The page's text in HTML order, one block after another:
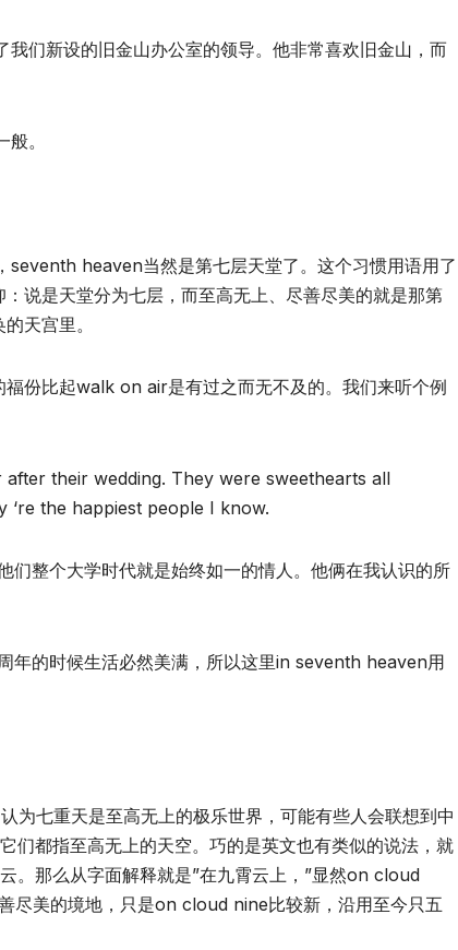
们新设的旧金山办公室的领导。他非常喜欢旧金山，而
。
heaven当然是第七层天堂了。这个习惯用语用了
说是天堂分为七层，而至高无上、尽善尽美的就是那第
天宫里。
份比起walk on air是有过之而无不及的。我们来听个例
their wedding. They were sweethearts all
the happiest people I know.
整个大学时代就是始终如一的情人。他俩在我认识的所
年的时候生活必然美满，所以这里in seventh heaven用
七重天是至高无上的极乐世界，可能有些人会联想到中
们都指至高无上的天空。巧的是英文也有类似的说法，就
那么从字面解释就是”在九霄云上，”显然on cloud
美的境地，只是on cloud nine比较新，沿用至今只五